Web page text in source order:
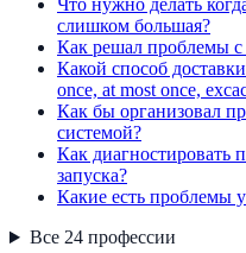
Что нужно делать
слишком большая?
Как решал проблемы с
Какой способ
once, at most once,
Как бы организовал
системой?
Как диагностировать
запуска?
Какие есть проблемы
Все 24 профессии